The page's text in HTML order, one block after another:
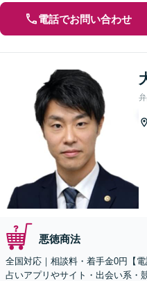
電話でお問い合わせ
悪徳商法
全国対応｜相談料・着手金0円【
占いアプリやサイト・出会い系・